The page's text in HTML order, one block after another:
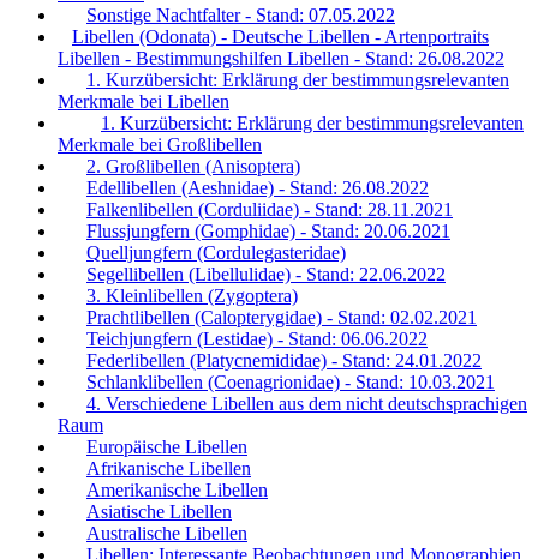
Sonstige Nachtfalter - Stand: 07.05.2022
Libellen (Odonata) - Deutsche Libellen - Artenportraits
Libellen - Bestimmungshilfen Libellen - Stand: 26.08.2022
1. Kurzübersicht: Erklärung der bestimmungsrelevanten
Merkmale bei Libellen
1. Kurzübersicht: Erklärung der bestimmungsrelevanten
Merkmale bei Großlibellen
2. Großlibellen (Anisoptera)
Edellibellen (Aeshnidae) - Stand: 26.08.2022
Falkenlibellen (Corduliidae) - Stand: 28.11.2021
Flussjungfern (Gomphidae) - Stand: 20.06.2021
Quelljungfern (Cordulegasteridae)
Segellibellen (Libellulidae) - Stand: 22.06.2022
3. Kleinlibellen (Zygoptera)
Prachtlibellen (Calopterygidae) - Stand: 02.02.2021
Teichjungfern (Lestidae) - Stand: 06.06.2022
Federlibellen (Platycnemididae) - Stand: 24.01.2022
Schlanklibellen (Coenagrionidae) - Stand: 10.03.2021
4. Verschiedene Libellen aus dem nicht deutschsprachigen
Raum
Europäische Libellen
Afrikanische Libellen
Amerikanische Libellen
Asiatische Libellen
Australische Libellen
Libellen: Interessante Beobachtungen und Monographien